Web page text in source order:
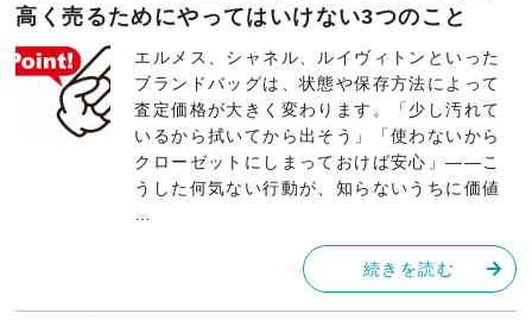
高く売るためにやってはいけない3つのこと
エルメス、シャネル、ルイヴィトンといった
ブランドバッグは、状態や保存方法によって
査定価格が大きく変わります。「少し汚れて
いるから拭いてから出そう」「使わないから
クローゼットにしまっておけば安心」――こ
うした何気ない行動が、知らないうちに価値
続きを読む